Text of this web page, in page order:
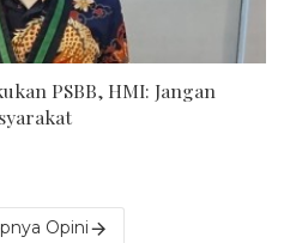
PSBB, HMI: Jangan
Opini